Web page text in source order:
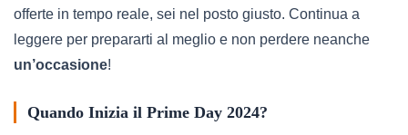
offerte in tempo reale, sei nel posto giusto. Continua a
leggere per prepararti al meglio e non perdere neanche
un’occasione!
Quando Inizia il Prime Day 2024?